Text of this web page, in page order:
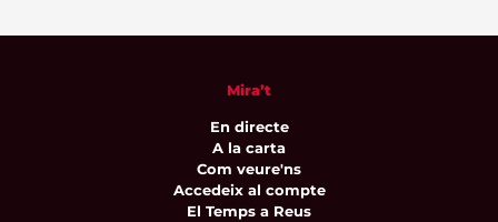
Mira’t
En directe
A la carta
Com veure'ns
Accedeix al compte
El Temps a Reus